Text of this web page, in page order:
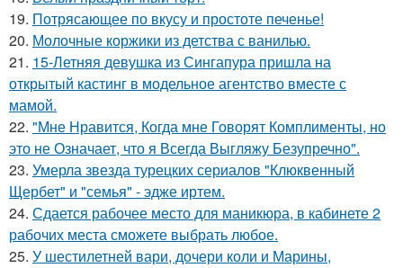
19. Потрясающее по вкусу и простоте печенье!
20. Молочные коржики из детства с ванилью.
21. 15-Летняя девушка из Сингапура пришла на
открытый кастинг в модельное агентство вместе с
мамой.
22. "Мне Нравится, Когда мне Говорят Комплименты, но
это не Означает, что я Всегда Выгляжу Безупречно".
23. Умерла звезда турецких сериалов "Клюквенный
Щербет" и "семья" - эдже иртем.
24. Сдается рабочее место для маникюра, в кабинете 2
рабочих места сможете выбрать любое.
25. У шестилетней вари, дочери коли и Марины,